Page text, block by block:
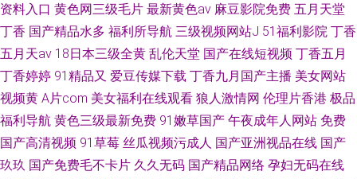
资料入口 黄色网三级毛片 最新黄色av 麻豆影院免费 五月天堂
丁香 国产精品水多 福利所导航 三级视频网站J 51福利影院 丁香
五月天av 18日本三级全黄 乱伦天堂 国产在线短视频 丁香五月
丁香婷婷 91精品又 爱豆传媒下载 丁香九月国产主播 美女网站
视频黄 A片com 美女福利在线观看 狼人激情网 伦理片香港 极品
福利导航 黄色三级最新免费 91嫩草国产 午夜成年人网站 免费
国产高清视频 91草莓 丝瓜视频污成人 国产亚洲视品在线 国产
玖玖 国产免费毛不卡片 久久无码 国产精品网络 孕妇无码在线